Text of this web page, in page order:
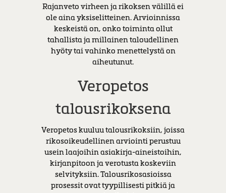
Rajanveto virheen ja rikoksen välillä ei
ole aina yksiselitteinen. Arvioinnissa
keskeistä on, onko toiminta ollut
tahallista ja millainen taloudellinen
hyöty tai vahinko menettelystä on
aiheutunut.
Veropetos
talousrikoksena
Veropetos kuuluu talousrikoksiin, joissa
rikosoikeudellinen arviointi perustuu
usein laajoihin asiakirja-aineistoihin,
kirjanpitoon ja verotusta koskeviin
selvityksiin. Talousrikosasioissa
prosessit ovat tyypillisesti pitkiä ja